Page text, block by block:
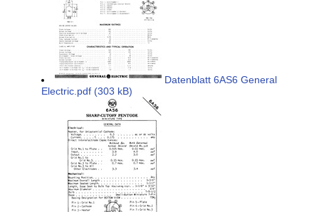
Datenblatt 6AS6 General
Electric.pdf (303 kB)